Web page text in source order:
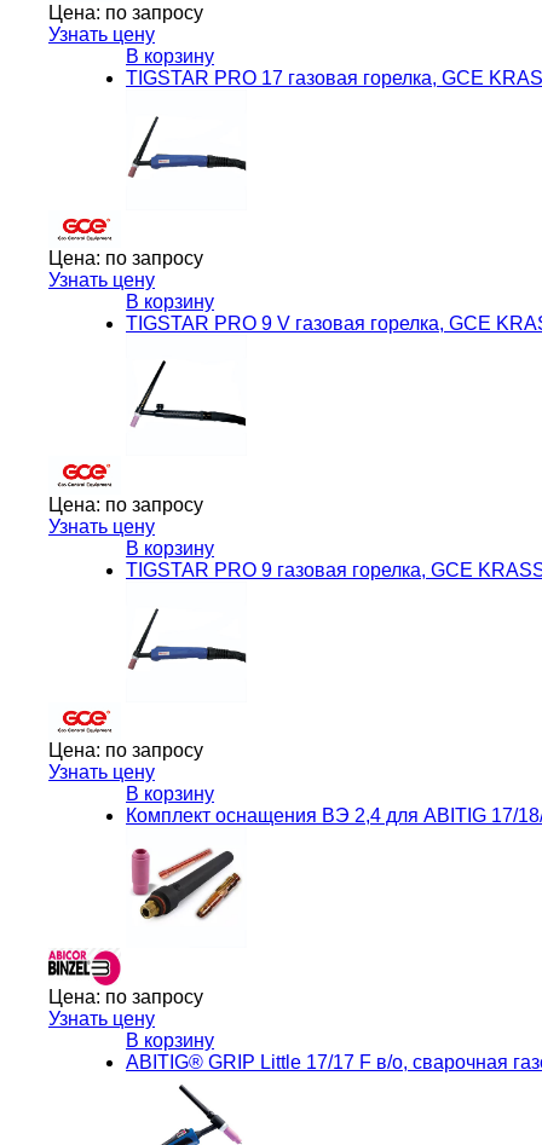
Цена: по запросу
Узнать цену
В корзину
TIGSTAR PRO 17 газовая горелка, GCE
Цена: по запросу
Узнать цену
В корзину
TIGSTAR PRO 9 V газовая горелка, GCE
Цена: по запросу
Узнать цену
В корзину
TIGSTAR PRO 9 газовая горелка, GCE
Цена: по запросу
Узнать цену
В корзину
Комплект оснащения ВЭ 2,4 для ABITIG 17/
Цена: по запросу
Узнать цену
В корзину
ABITIG® GRIP Little 17/17 F в/о, сварочная